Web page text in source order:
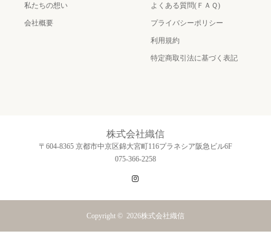
私たちの想い
会社概要
よくある質問(ＦＡＱ)
プライバシーポリシー
利用規約
特定商取引法に基づく表記
株式会社織信
〒604-8365 京都市中京区錦大宮町116プラネシア阪急ビル6F
075-366-2258
Copyright © 2026株式会社織信